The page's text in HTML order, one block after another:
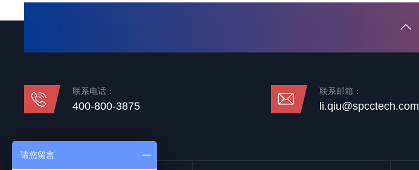
联系电话：
400-800-3875
联系邮箱：
li.qiu@spcctech.com
请您留言